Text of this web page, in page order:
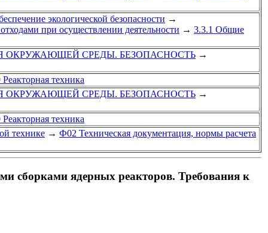
экологической безопасности →
при осуществлении деятельности → 3.3.1 Общие
ОКРУЖАЮЩЕЙ СРЕДЫ. БЕЗОПАСНОСТЬ →
техника
ОКРУЖАЮЩЕЙ СРЕДЫ. БЕЗОПАСНОСТЬ →
техника
технике → Ф02 Техническая документация, нормы расчета
сборками ядерных реакторов. Требования к